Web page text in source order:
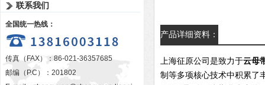
联系我们
全国统一热线：
传真（FAX）：86-021-36357685
邮编（P.C）：201802
产品详细资料：
上海征原公司是致力于云母
制等多项核心技术中积累了